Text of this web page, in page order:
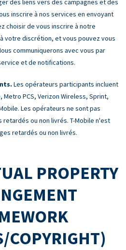
inscrire à nos services en envoyant
choisir de vous inscrire à notre
votre discrétion, et vous pouvez vous
communiquerons avec vous par
et de notifications.
Les opérateurs participants incluent
Metro PCS, Verizon Wireless, Sprint,
Les opérateurs ne sont pas
ou non livrés. T-Mobile n'est
retardés ou non livrés.
PROPERTY
COPYRIGHT)